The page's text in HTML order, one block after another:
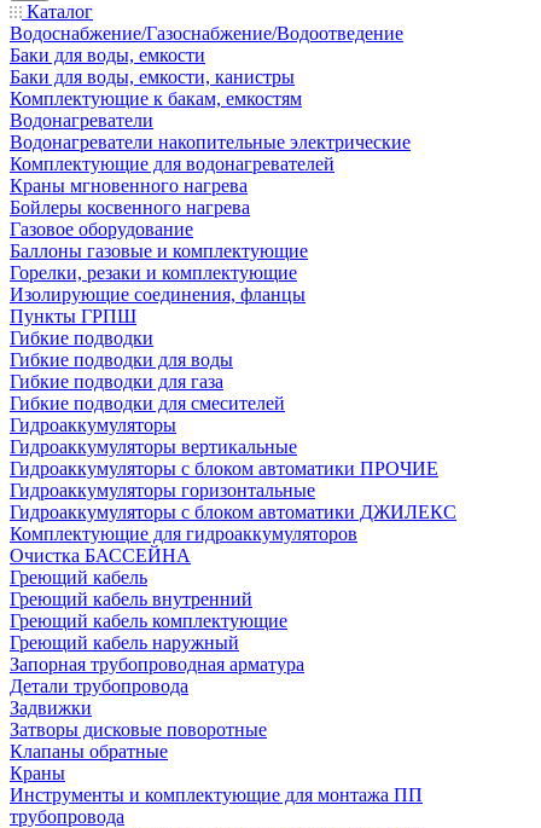
Каталог
Водоснабжение/Газоснабжение/Водоотведение
Баки для воды, емкости
Баки для воды, емкости, канистры
Комплектующие к бакам, емкостям
Водонагреватели
Водонагреватели накопительные электрические
Комплектующие для водонагревателей
Краны мгновенного нагрева
Бойлеры косвенного нагрева
Газовое оборудование
Баллоны газовые и комплектующие
Горелки, резаки и комплектующие
Изолирующие соединения, фланцы
Пункты ГРПШ
Гибкие подводки
Гибкие подводки для воды
Гибкие подводки для газа
Гибкие подводки для смесителей
Гидроаккумуляторы
Гидроаккумуляторы вертикальные
Гидроаккумуляторы с блоком автоматики ПРОЧИЕ
Гидроаккумуляторы горизонтальные
Гидроаккумуляторы с блоком автоматики ДЖИЛЕКС
Комплектующие для гидроаккумуляторов
Очистка БАССЕЙНА
Греющий кабель
Греющий кабель внутренний
Греющий кабель комплектующие
Греющий кабель наружный
Запорная трубопроводная арматура
Детали трубопровода
Задвижки
Затворы дисковые поворотные
Клапаны обратные
Краны
Инструменты и комплектующие для монтажа ПП
трубопровода